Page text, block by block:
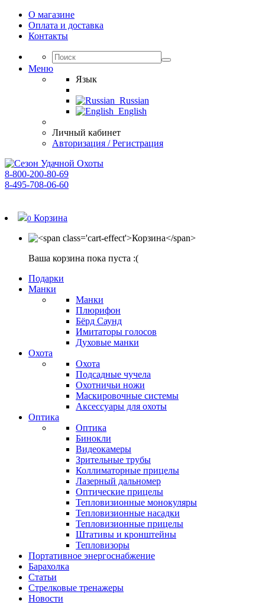
О магазине
Оплата и доставка
Контакты
Меню
Язык
Russian
English
Личный кабинет
Авторизация / Регистрация
8-800-200-80-69
8-495-708-06-60
0 Корзина
Ваша корзина пока пуста :(
Подарки
Манки
Манки
Плюрифон
Бёрд Саунд
Имитаторы голосов
Духовые манки
Охота
Охота
Подсадные чучела
Охотничьи ножи
Маскировочные системы
Аксессуары для охоты
Оптика
Оптика
Бинокли
Видеокамеры
Зрительные трубы
Коллиматорные прицелы
Лазерный дальномер
Оптические прицелы
Тепловизионные монокуляры
Тепловизионные насадки
Тепловизионные прицелы
Штативы и кронштейны
Тепловизоры
Портативное энергоснабжение
Барахолка
Статьи
Стрелковые тренажеры
Новости